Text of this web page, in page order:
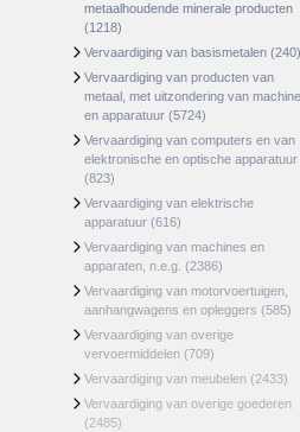
metaalhoudende minerale producten
(1218)
Vervaardiging van basismetalen (240)
Vervaardiging van producten van
metaal, met uitzondering van
en apparatuur (5724)
Vervaardiging van computers en van
elektronische en optische apparatuur
(823)
Vervaardiging van elektrische
apparatuur (616)
Vervaardiging van machines en
apparaten, n.e.g. (2386)
Vervaardiging van motorvoertuigen,
aanhangwagens en opleggers (585)
Vervaardiging van overige
vervoermiddelen (709)
Vervaardiging van meubelen (2433)
Vervaardiging van overige goederen
(2485)